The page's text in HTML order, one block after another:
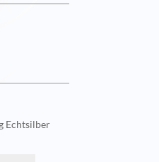
Echtsilber